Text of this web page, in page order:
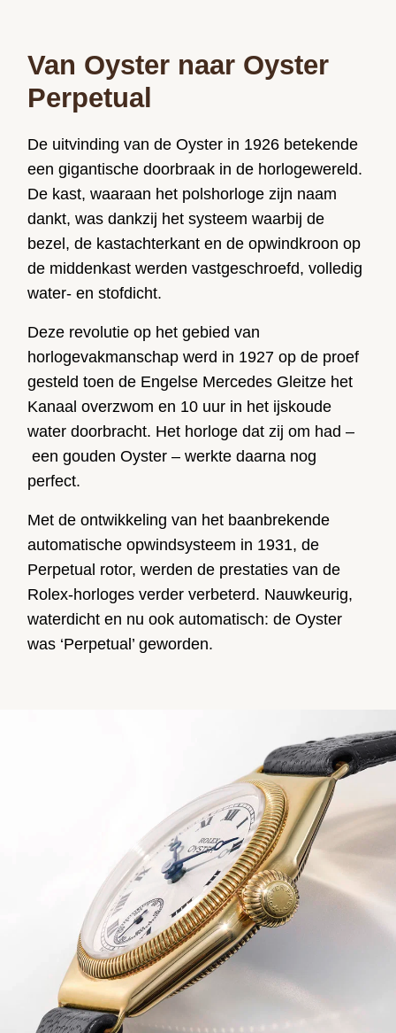
Van Oyster naar Oyster
Perpetual
De uitvinding van de Oyster in 1926 betekende
een gigantische doorbraak in de horlogewereld.
De kast, waaraan het polshorloge zijn naam
dankt, was dankzij het systeem waarbij de
bezel, de kastachterkant en de opwindkroon op
de middenkast werden vastgeschroefd, volledig
water- en stofdicht.
Deze revolutie op het gebied van
horlogevakmanschap werd in 1927 op de proef
gesteld toen de Engelse Mercedes Gleitze het
Kanaal overzwom en 10 uur in het ijskoude
water doorbracht. Het horloge dat zij om had –
een gouden Oyster – werkte daarna nog
perfect.
Met de ontwikkeling van het baanbrekende
automatische opwindsysteem in 1931, de
Perpetual rotor, werden de prestaties van de
Rolex-horloges verder verbeterd. Nauwkeurig,
waterdicht en nu ook automatisch: de Oyster
was ‘Perpetual’ geworden.